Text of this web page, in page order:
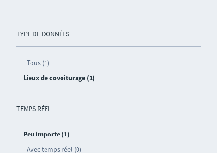
TYPE DE DONNÉES
Tous (1)
Lieux de covoiturage (1)
TEMPS RÉEL
Peu importe (1)
Avec temps réel (0)